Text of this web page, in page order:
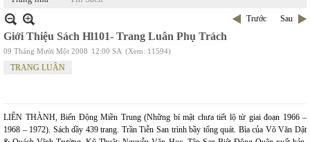
Trước Sau
Giới Thiệu Sách Hl101- Trang Luân Phụ Trách
09 Tháng Mười Một 2008 12:00 SA (Xem: 11594)
TRANG LUÂN
LIÊN THÀNH, Biến Động Miền Trung (Những bí mật chưa tiết lộ từ giai đoạn 1966 –
1968 – 1972). Sách dầy 439 trang. Trần Tiễn San trình bầy tổng quát. Bìa của Võ Văn Dật